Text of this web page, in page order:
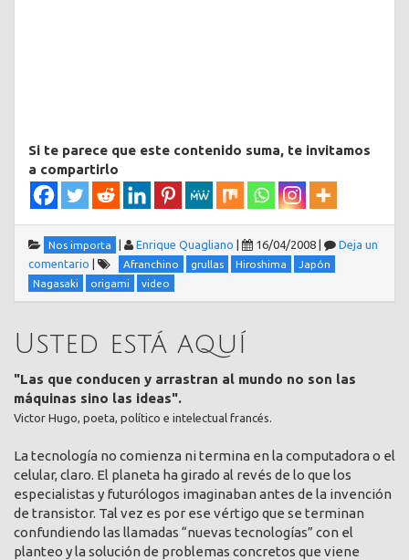
Si te parece que este contenido suma, te invitamos
a compartirlo
Nos importa | Enrique Quagliano | 16/04/2008 |
Deja un
comentario | Afranchino grullas Hiroshima
Japón
Nagasaki
origami video
Usted está aquí
"Las que conducen y arrastran al mundo no son las
máquinas sino las ideas".
Victor Hugo, poeta, político e intelectual francés.
La tecnología no comienza ni termina en la computadora o el
celular, claro. El planeta ha girado al revés de lo que los
especialistas y futurólogos imaginaban antes de la invención
de transistor. Tal vez es por ese vértigo que se terminan
confundiendo las llamadas “nuevas tecnologías” con el
planteo y la solución de problemas concretos que viene